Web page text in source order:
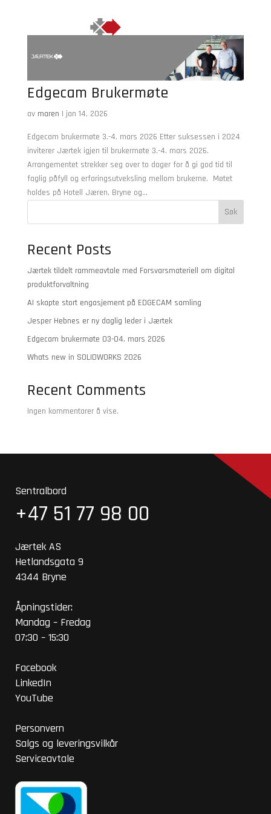
Edgecam Brukermøte
av maren | jan 14, 2026
Edgecam brukermøte 3.-4. mars 2026 Etter suksessen i 2024
inviterer Jærtek igjen til brukermøte 3.-4. mars 2026.
Arrangementet strekker seg over to dager for å gi god tid til
faglig påfyll og erfaringsutveksling mellom brukerne. Møtet
holdes på Hotell Jæren, Bryne og...
Søk
Recent Posts
Jærtek tildelt rammeavtale med Forsvarsmateriell om digital
produktforvaltning
AI skapte stort engasjement på EDGECAM samling
Jesper Hebnes er ny daglig leder i Jærtek
Edgecam brukermøte 03-04. mars 2026
Whats new in SOLIDWORKS 2026
Recent Comments
Ingen kommentarer å vise.
Sentralbord
+47 51 77 98 00
Jærtek AS
Hetlandsgata 9
4344 Bryne
Åpningstider:
Mandag – Fredag
07:30 – 15:30
Facebook
LinkedIn
YouTube
Personvern
Salgs og leveringsvilkår
Serviceavtale